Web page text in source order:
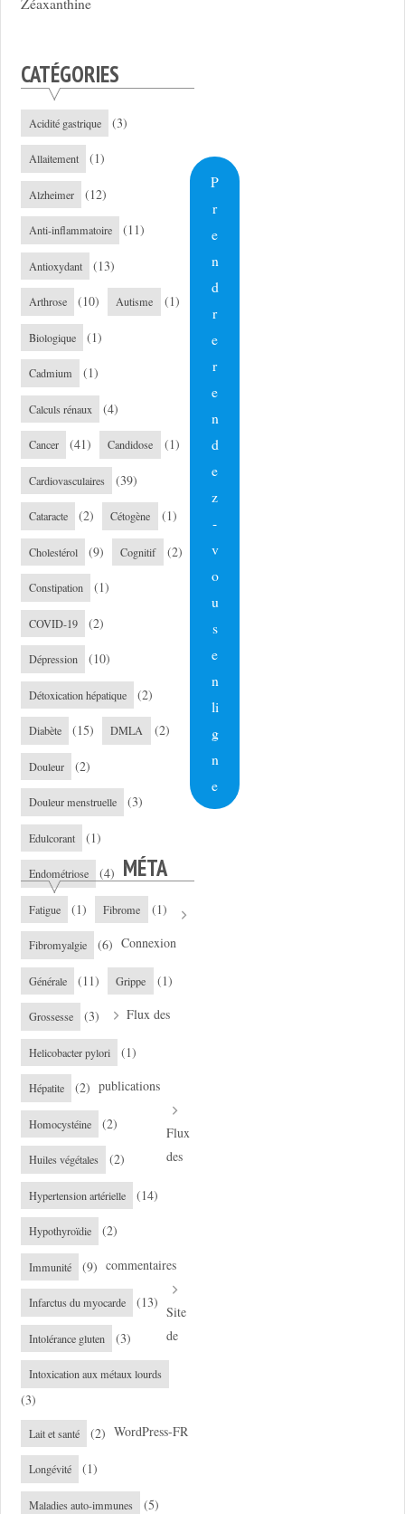
CATÉGORIES
Acidité gastrique (3)
Allaitement (1)
Alzheimer (12)
Anti-inflammatoire (11)
Antioxydant (13)
Arthrose (10) Autisme (1)
Biologique (1)
Cadmium (1)
Calculs rénaux (4)
Cancer (41) Candidose (1)
Cardiovasculaires (39)
Cataracte (2) Cétogène (1)
Cholestérol (9) Cognitif (2)
Constipation (1)
COVID-19 (2)
Dépression (10)
Détoxication hépatique (2)
Diabète (15) DMLA (2)
Douleur (2)
Douleur menstruelle (3)
Edulcorant (1)
Endométriose (4)
Fatigue (1) Fibrome (1)
Fibromyalgie (6)
Générale (11) Grippe (1)
Grossesse (3)
Helicobacter pylori (1)
Hépatite (2)
Homocystéine (2)
Huiles végétales (2)
Hypertension artérielle (14)
Hypothyroïdie (2)
Immunité (9)
Infarctus du myocarde (13)
Intolérance gluten (3)
Intoxication aux métaux lourds
(3)
Lait et santé (2)
Longévité (1)
Maladies auto-immunes (5)
P
r
e
n
d
r
e
r
e
n
d
e
z
-
v
o
u
s
e
n
li
g
n
e
MÉTA
Connexion
Flux des
publications
Flux
des
commentaires
Site
de
WordPress-FR